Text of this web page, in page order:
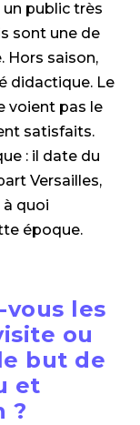
public très
sont une de
Hors saison,
didactique. Le
voient pas le
satisfaits.
: il date du
Versailles,
à quoi
époque.
les
ou
but de
et
?